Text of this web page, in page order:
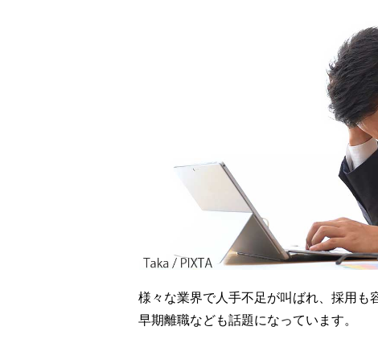
様々な業界で人手不足が叫ばれ、採用も
早期離職なども話題になっています。